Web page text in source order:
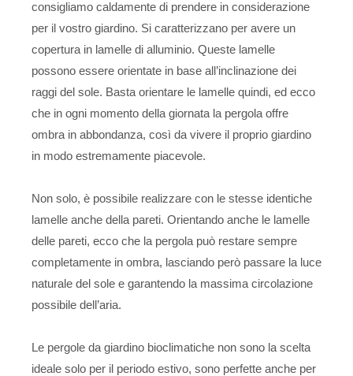
consigliamo caldamente di prendere in considerazione
per il vostro giardino. Si caratterizzano per avere un
copertura in lamelle di alluminio. Queste lamelle
possono essere orientate in base all’inclinazione dei
raggi del sole. Basta orientare le lamelle quindi, ed ecco
che in ogni momento della giornata la pergola offre
ombra in abbondanza, così da vivere il proprio giardino
in modo estremamente piacevole.
Non solo, è possibile realizzare con le stesse identiche
lamelle anche della pareti. Orientando anche le lamelle
delle pareti, ecco che la pergola può restare sempre
completamente in ombra, lasciando però passare la luce
naturale del sole e garantendo la massima circolazione
possibile dell’aria.
Le pergole da giardino bioclimatiche non sono la scelta
ideale solo per il periodo estivo, sono perfette anche per